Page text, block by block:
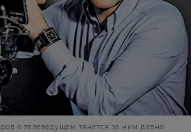
о телеведущем тянется за ним давно